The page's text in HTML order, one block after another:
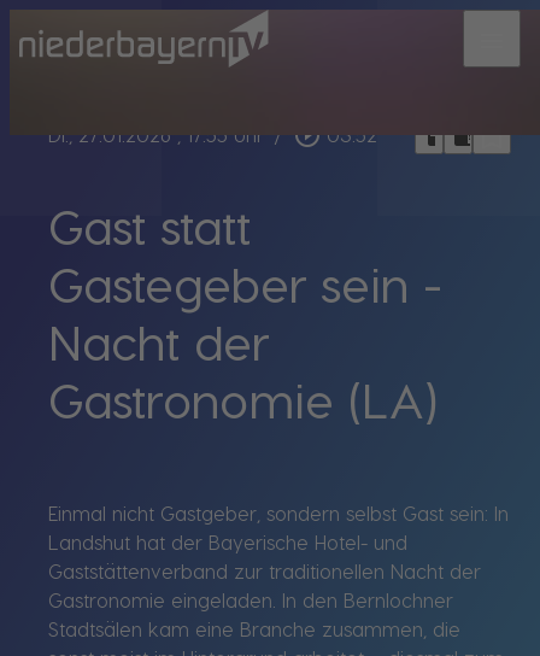
Di., 27.01.2026 , 17:55 Uhr / play_circle_outline 03:52 headphoneschrome_reader_modebookmark_border
Gast statt
Gastegeber sein -
Nacht der
Gastronomie (LA)
Einmal nicht Gastgeber, sondern selbst Gast sein: In
Landshut hat der Bayerische Hotel- und
Gaststättenverband zur traditionellen Nacht der
Gastronomie eingeladen. In den Bernlochner
Stadtsälen kam eine Branche zusammen, die